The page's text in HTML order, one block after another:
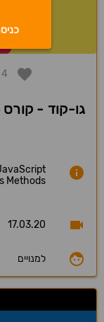
4
גו-קוד - קורס
Methods
17.03.20
למנויים